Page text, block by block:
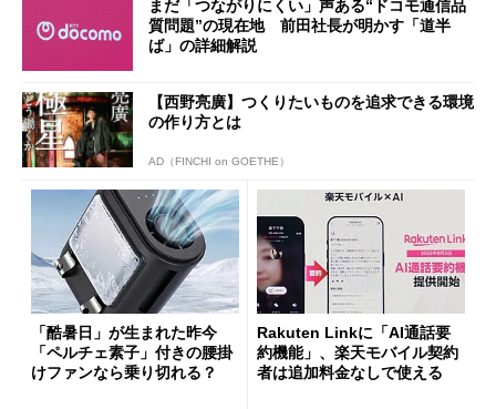
まだ「つながりにくい」声ある“ドコモ通信品
質問題”の現在地 前田社長が明かす「道半
ば」の詳細解説
【西野亮廣】つくりたいものを追求できる環境
の作り方とは
AD（FINCHI on GOETHE）
「酷暑日」が生まれた昨今
「ペルチェ素子」付きの腰掛
けファンなら乗り切れる？
Rakuten Linkに「AI通話要
約機能」、楽天モバイル契約
者は追加料金なしで使える